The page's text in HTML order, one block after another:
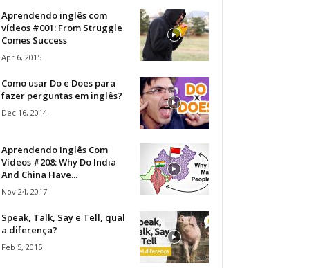
Aprendendo inglês com
vídeos #001: From Struggle
Comes Success
Apr 6, 2015
Como usar Do e Does para
fazer perguntas em inglês?
Dec 16, 2014
Aprendendo Inglês Com
Vídeos #208: Why Do India
And China Have...
Nov 24, 2017
Speak, Talk, Say e Tell, qual
a diferença?
Feb 5, 2015